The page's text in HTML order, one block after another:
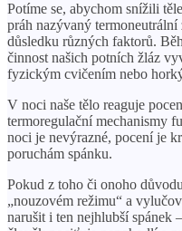
Potíme se, abychom snížili
práh nazývaný
důsledku různých faktorů.
činnost našich potních žláz
fyzickým cvičením nebo
V noci naše tělo reaguje
termoregulační mechanismy
noci je nevýrazné, pocení je
poruchám spánku.
Pokud z toho či onoho
„nouzovém režimu“ a
narušit i ten nejhlubší spánek